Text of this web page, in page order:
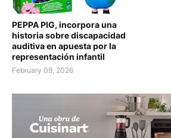
PEPPA PIG, incorpora una
historia sobre discapacidad
auditiva en apuesta por la
representación infantil
February 09, 2026